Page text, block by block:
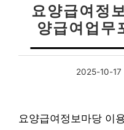
요양급여정
양급여업무
2025-10-17
요양급여정보마당 이